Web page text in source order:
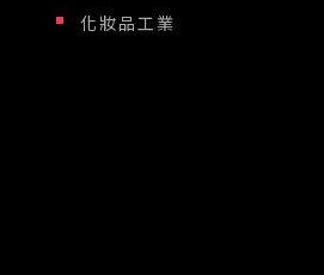
化妝品工業